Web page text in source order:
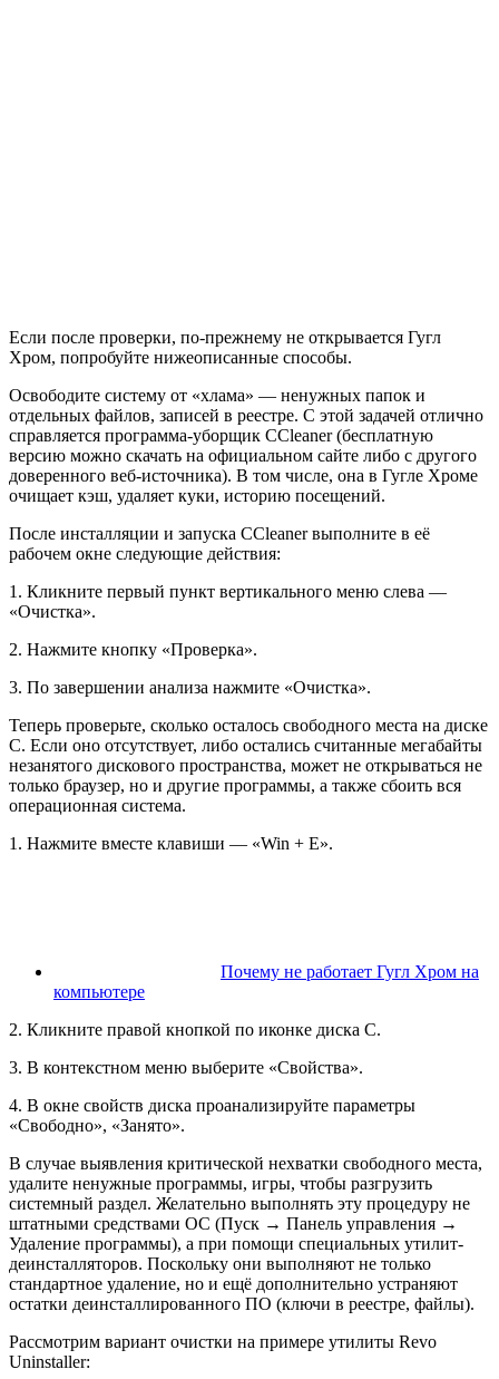
Если после проверки, по-прежнему не открывается Гугл
Хром, попробуйте нижеописанные способы.
Освободите систему от «хлама» — ненужных папок и
отдельных файлов, записей в реестре. С этой задачей отлично
справляется программа-уборщик CCleaner (бесплатную
версию можно скачать на официальном сайте либо с другого
доверенного веб-источника). В том числе, она в Гугле Хроме
очищает кэш, удаляет куки, историю посещений.
После инсталляции и запуска CCleaner выполните в её
рабочем окне следующие действия:
1. Кликните первый пункт вертикального меню слева —
«Очистка».
2. Нажмите кнопку «Проверка».
3. По завершении анализа нажмите «Очистка».
Теперь проверьте, сколько осталось свободного места на диске
С. Если оно отсутствует, либо остались считанные мегабайты
незанятого дискового пространства, может не открываться не
только браузер, но и другие программы, а также сбоить вся
операционная система.
1. Нажмите вместе клавиши — «Win + E».
Почему не работает Гугл Хром на
компьютере
2. Кликните правой кнопкой по иконке диска С.
3. В контекстном меню выберите «Свойства».
4. В окне свойств диска проанализируйте параметры
«Свободно», «Занято».
В случае выявления критической нехватки свободного места,
удалите ненужные программы, игры, чтобы разгрузить
системный раздел. Желательно выполнять эту процедуру не
штатными средствами ОС (Пуск → Панель управления →
Удаление программы), а при помощи специальных утилит-
деинсталляторов. Поскольку они выполняют не только
стандартное удаление, но и ещё дополнительно устраняют
остатки деинсталлированного ПО (ключи в реестре, файлы).
Рассмотрим вариант очистки на примере утилиты Revo
Uninstaller: